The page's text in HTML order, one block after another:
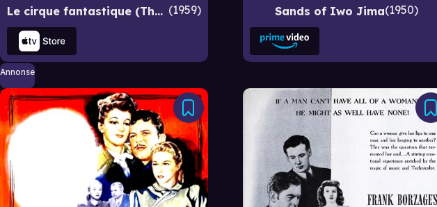
Le cirque fantastique (The Big Circus) 1959 Sands of Iwo Jima 1950
Annonse